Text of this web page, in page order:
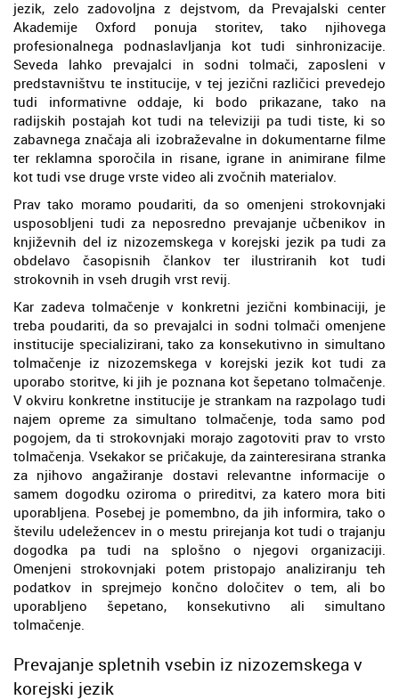
jezik, zelo zadovoljna z dejstvom, da Prevajalski center
Akademije Oxford ponuja storitev, tako njihovega
profesionalnega podnaslavljanja kot tudi sinhronizacije.
Seveda lahko prevajalci in sodni tolmači, zaposleni v
predstavništvu te institucije, v tej jezični različici prevedejo
tudi informativne oddaje, ki bodo prikazane, tako na
radijskih postajah kot tudi na televiziji pa tudi tiste, ki so
zabavnega značaja ali izobraževalne in dokumentarne filme
ter reklamna sporočila in risane, igrane in animirane filme
kot tudi vse druge vrste video ali zvočnih materialov.
Prav tako moramo poudariti, da so omenjeni strokovnjaki
usposobljeni tudi za neposredno prevajanje učbenikov in
književnih del iz nizozemskega v korejski jezik pa tudi za
obdelavo časopisnih člankov ter ilustriranih kot tudi
strokovnih in vseh drugih vrst revij.
Kar zadeva tolmačenje v konkretni jezični kombinaciji, je
treba poudariti, da so prevajalci in sodni tolmači omenjene
institucije specializirani, tako za konsekutivno in simultano
tolmačenje iz nizozemskega v korejski jezik kot tudi za
uporabo storitve, ki jih je poznana kot šepetano tolmačenje.
V okviru konkretne institucije je strankam na razpolago tudi
najem opreme za simultano tolmačenje, toda samo pod
pogojem, da ti strokovnjaki morajo zagotoviti prav to vrsto
tolmačenja. Vsekakor se pričakuje, da zainteresirana stranka
za njihovo angažiranje dostavi relevantne informacije o
samem dogodku oziroma o prireditvi, za katero mora biti
uporabljena. Posebej je pomembno, da jih informira, tako o
številu udeležencev in o mestu prirejanja kot tudi o trajanju
dogodka pa tudi na splošno o njegovi organizaciji.
Omenjeni strokovnjaki potem pristopajo analiziranju teh
podatkov in sprejmejo končno določitev o tem, ali bo
uporabljeno šepetano, konsekutivno ali simultano
tolmačenje.
Prevajanje spletnih vsebin iz nizozemskega v
korejski jezik